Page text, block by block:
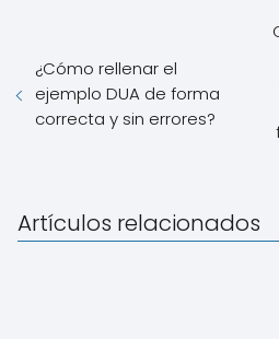
¿Cómo rellenar el
ejemplo DUA de forma
correcta y sin errores?
Artículos relacionados